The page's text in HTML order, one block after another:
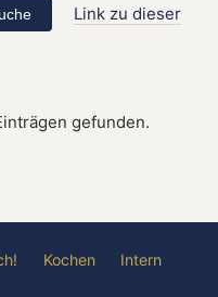
Link zu dieser
gefunden.
Kochen Intern